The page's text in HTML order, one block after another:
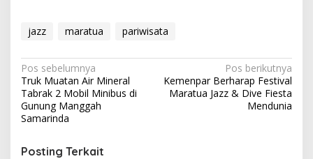
jazz maratua pariwisata
Navigasi
pos
Pos sebelumnya
Truk Muatan Air Mineral
Tabrak 2 Mobil Minibus di
Gunung Manggah
Samarinda
Pos berikutnya
Kemenpar Berharap Festival
Maratua Jazz & Dive Fiesta
Mendunia
Posting Terkait